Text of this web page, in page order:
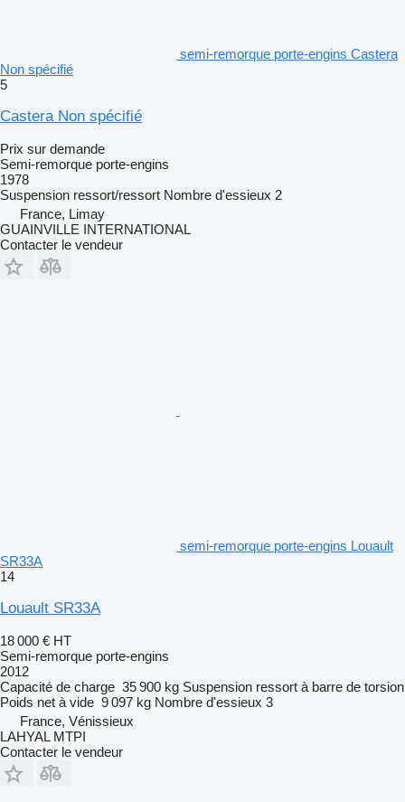
semi-remorque porte-engins Castera
Non spécifié
5
Castera Non spécifié
Prix sur demande
Semi-remorque porte-engins
1978
Suspension ressort/ressort Nombre d'essieux 2
France, Limay
GUAINVILLE INTERNATIONAL
Contacter le vendeur
semi-remorque porte-engins Louault
SR33A
14
Louault SR33A
18 000 € HT
Semi-remorque porte-engins
2012
Capacité de charge 35 900 kg Suspension ressort à barre de torsion
Poids net à vide 9 097 kg Nombre d'essieux 3
France, Vénissieux
LAHYAL MTPI
Contacter le vendeur